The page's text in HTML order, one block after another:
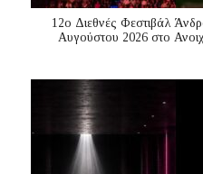
12ο Διεθνές Φεστιβάλ
Αυγούστου 2026 στο